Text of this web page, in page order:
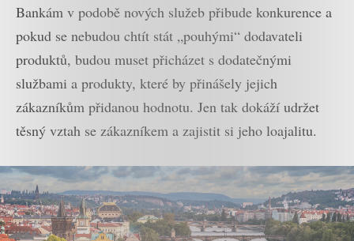
Bankám v podobě nových služeb přibude konkurence a
pokud se nebudou chtít stát „pouhými“ dodavateli
produktů, budou muset přicházet s dodatečnými
službami a produkty, které by přinášely jejich
zákazníkům přidanou hodnotu. Jen tak dokáží udržet
těsný vztah se zákazníkem a zajistit si jeho loajalitu.